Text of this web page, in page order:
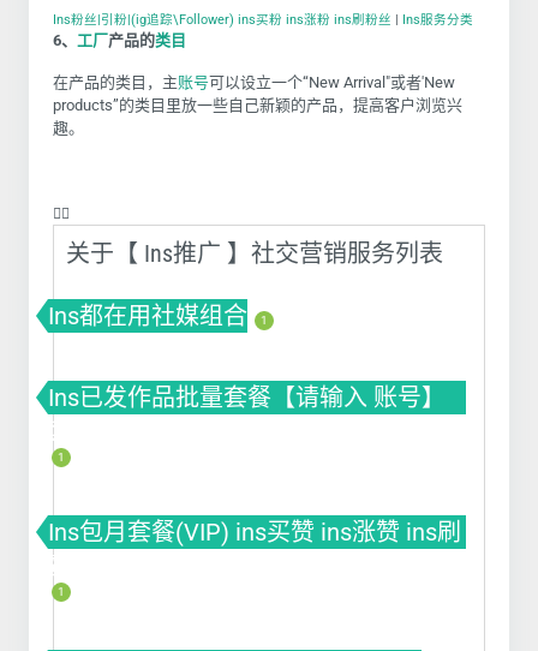
Ins粉丝|引粉|(ig追踪\Follower) ins买粉 ins涨粉 ins刷粉丝 Ins服务分类
6、 工厂产品的类目
在产品的类目，主账号可以设立一个“New Arrival"或者'New
products”的类目里放一些自己新颖的产品，提高客户浏览兴
趣。
❤️‍🔥
关于【 Ins推广 】社交营销服务列表
Ins都在用社媒组合 1
Ins已发作品批量套餐【请输入 账号】
套餐(VIP) ins买赞 ins涨赞 ins刷赞
1
Ins包月套餐(VIP) ins买赞 ins涨赞 ins刷
赞
1